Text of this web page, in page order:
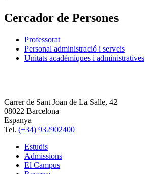
Cercador de Persones
Professorat
Personal administració i serveis
Unitats acadèmiques i administratives
Carrer de Sant Joan de La Salle, 42
08022 Barcelona
Espanya
Tel. (+34) 932902400
Estudis
Admissions
El Campus